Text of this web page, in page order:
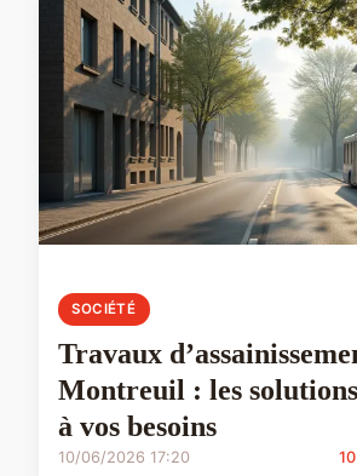
SOCIÉTÉ
Travaux
Montreuil : les
à vos besoins
10/06/2026 17:20